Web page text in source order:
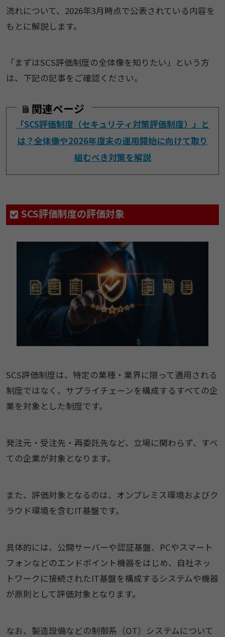
流れについて、2026年3月時点で公表されている内容を
もとに解説します。
「まずはSCS評価制度の全体像を知りたい」という方
は、下記の記事をご確認ください。
関連ページ
「SCS評価制度（セキュリティ対策評価制度）」と
は？全体像や2026年度末の運用開始に向けて取り
組むべき対策を解説
SCS評価制度の評価対象
SCS評価制度は、特定の業種・業界に限って適用される
制度ではなく、サプライチェーンを構成するすべての企
業を対象とした制度です。
発注元・受注先・再委託先など、立場に関わらず、すべ
ての企業が対象となります。
また、評価対象となるのは、オンプレミス環境およびク
ラウド環境を含むIT基盤です。
具体的には、公開サーバーや認証基盤、PCやスマート
フォンなどのエンドポイント機器をはじめ、自社ネッ
トワークに接続されたIT基盤を構成するシステムや機器
が原則として評価対象となります。
なお、製造設備などの制御系（OT）システムについて